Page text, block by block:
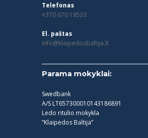
Telefonas
+370 670 19533
El. paštas
info@klaipedosbaltija.lt
Parama mokyklai:
Swedbank
A/S LT657300010143186891
Ledo ritulio mokykla
”Klaipėdos Baltija”